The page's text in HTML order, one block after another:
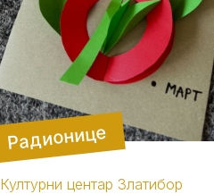
Радионице
Културни центар Златибор